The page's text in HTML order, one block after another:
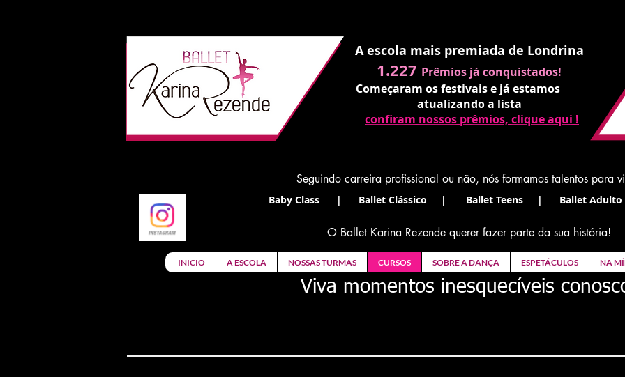
A escola mais premiada de Londrina
1.227 Prêmios já conquistados!
Começaram os festivais e já estamos
atualizando a lista
confiram nossos prêmios, clique aqui !
Seguindo carreira profissional ou não, nós formamos talentos para
Baby Class | Ballet Clássico | Ballet Teens | Ballet Adulto
O Ballet Karina Rezende querer fazer parte da sua história!
INICIO A ESCOLA NOSSAS TURMAS CURSOS SOBRE A DANÇA ESPETÁCULOS NA
Viva momentos inesquecíveis